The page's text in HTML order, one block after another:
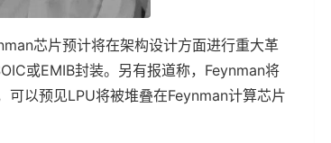
芯片预计将在架构设计方面进行重大革
或EMIB封装。另有报道称，Feynman将
以预见LPU将被堆叠在Feynman计算芯片